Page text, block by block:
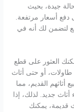
جيدة، بحيث
دفع أسعار مرتفعة.
لتضمن لك أنه في
العثور على قطع
أو حتى أثاث
أثاثهم القديم، مما
أثاث جديد. لذلك، إذا
قديمة، يمكنك